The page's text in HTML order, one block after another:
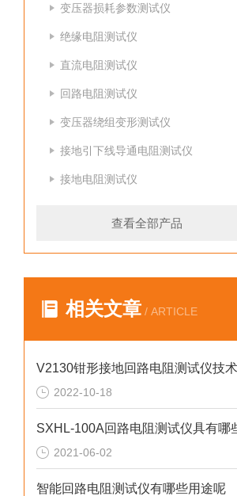
变压器损耗参数测试仪
绝缘电阻测试仪
直流电阻测试仪
回路电阻测试仪
变压器绕组变形测试仪
接地引下线导通电阻测试仪
接地电阻测试仪
查看全部产品
相关文章 / ARTICLE
2022-10-18
2021-06-02
智能回路电阻测试仪有哪些用途呢